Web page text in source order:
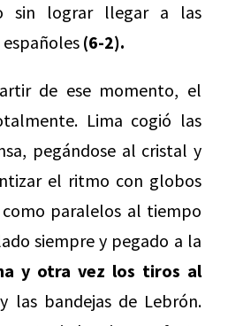
sin lograr llegar a las
(6-2).
de ese momento, el
Lima cogió las
pegándose al cristal y
el ritmo con globos
paralelos al tiempo
siempre y pegado a la
y otra vez los tiros al
y las bandejas de Lebrón.